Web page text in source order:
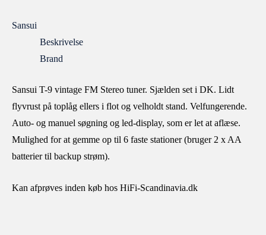
Sansui
Beskrivelse
Brand
Sansui T-9 vintage FM Stereo tuner. Sjælden set i DK. Lidt
flyvrust på toplåg ellers i flot og velholdt stand. Velfungerende.
Auto- og manuel søgning og led-display, som er let at aflæse.
Mulighed for at gemme op til 6 faste stationer (bruger 2 x AA
batterier til backup strøm).
Kan afprøves inden køb hos HiFi-Scandinavia.dk